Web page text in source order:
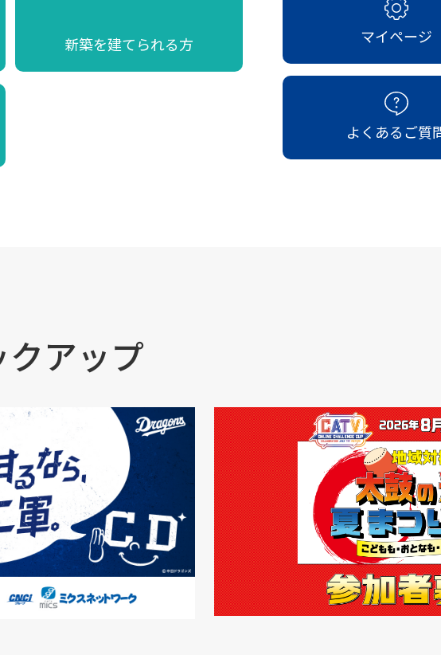
新築を建てられる方 マイページ
よくあるご質
アップ